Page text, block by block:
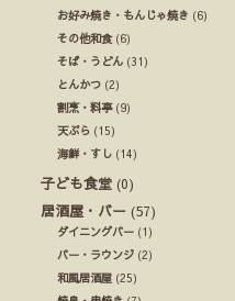
お好み焼き・もんじゃ焼き (6)
その他和食(6)
そば・うどん (31)
とんかつ (2)
割烹・料亭(9)
天ぷら (15)
海鮮・すし (14)
子ども食堂 (0)
居酒屋・バー (57)
ダイニングバー (1)
バー・ラウンジ (2)
和風居酒屋 (25)